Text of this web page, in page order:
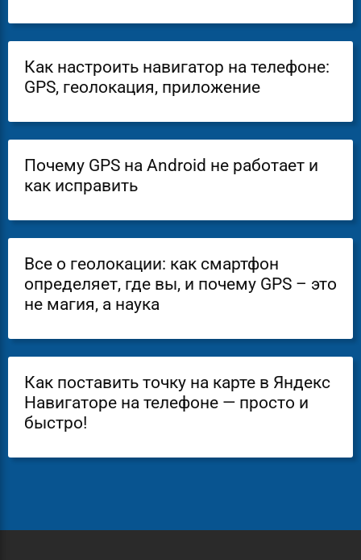
Как настроить навигатор на телефоне:
GPS, геолокация, приложение
Почему GPS на Android не работает и
как исправить
Все о геолокации: как смартфон
определяет, где вы, и почему GPS – это
не магия, а наука
Как поставить точку на карте в Яндекс
Навигаторе на телефоне — просто и
быстро!